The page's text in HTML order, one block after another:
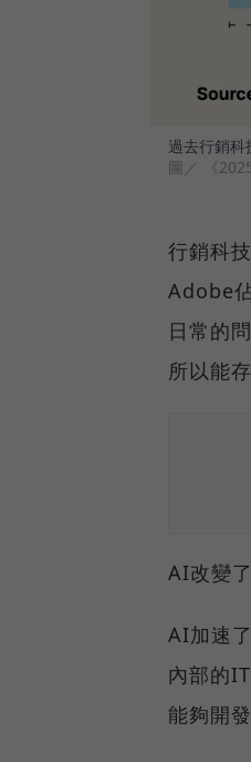
過去行銷
圖／ 《
行銷科
Adobe
日常的
所以能
AI改變
AI加速
內部的
能夠開